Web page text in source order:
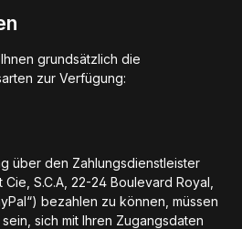
grundsätzlich die
zur Verfügung:
über den Zahlungsdienstleister
S.C.A, 22-24 Boulevard Royal,
bezahlen zu können, müssen
sich mit Ihren Zugangsdaten